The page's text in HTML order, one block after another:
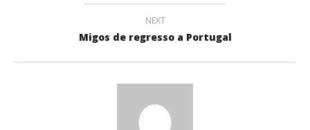
NEXT
Migos de regresso a Portugal